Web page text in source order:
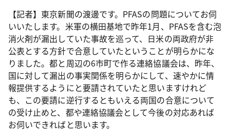
【記者】東京新聞の渡邊です。PFASの問題についてお伺
いいたします。米軍の横田基地で昨年1月、PFASを含む泡
消火剤が漏出していた事故を巡って、日米の両政府が非
公表とする方針で合意していたということが明らかにな
りました。都と周辺の6市町で作る連絡協議会は、昨年、
国に対して漏出の事実関係を明らかにして、速やかに情
報提供するようにと要請されていたと思いますけれど
も、この要請に逆行するともいえる両国の合意について
の受け止めと、都や連絡協議会として今後の対応あれば
お伺いできればと思います。